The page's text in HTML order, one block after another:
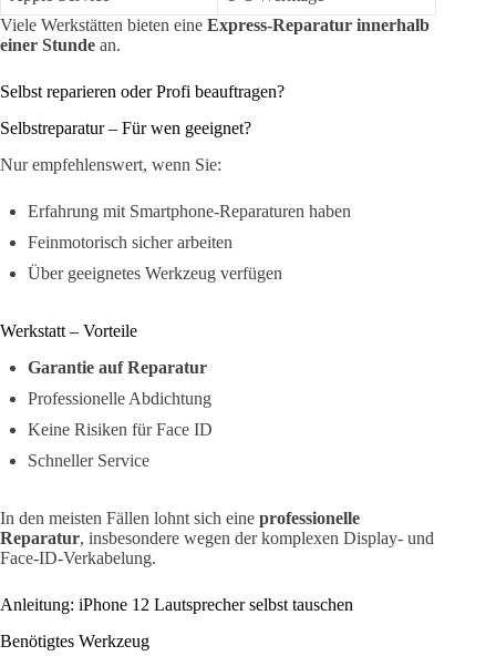
Viele Werkstätten bieten eine Express-Reparatur innerhalb
einer Stunde an.
Selbst reparieren oder Profi beauftragen?
Selbstreparatur – Für wen geeignet?
Nur empfehlenswert, wenn Sie:
Erfahrung mit Smartphone-Reparaturen haben
Feinmotorisch sicher arbeiten
Über geeignetes Werkzeug verfügen
Werkstatt – Vorteile
Garantie auf Reparatur
Professionelle Abdichtung
Keine Risiken für Face ID
Schneller Service
In den meisten Fällen lohnt sich eine professionelle
Reparatur, insbesondere wegen der komplexen Display- und
Face-ID-Verkabelung.
Anleitung: iPhone 12 Lautsprecher selbst tauschen
Benötigtes Werkzeug